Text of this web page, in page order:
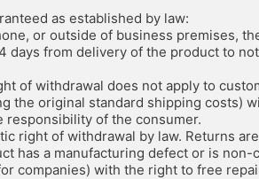
as established by law:
or outside of business premises,
days from delivery of the product to
of withdrawal does not apply to
the original standard shipping costs)
of the consumer.
right of withdrawal by law. Returns
has a manufacturing defect or is non-
companies) with the right to free